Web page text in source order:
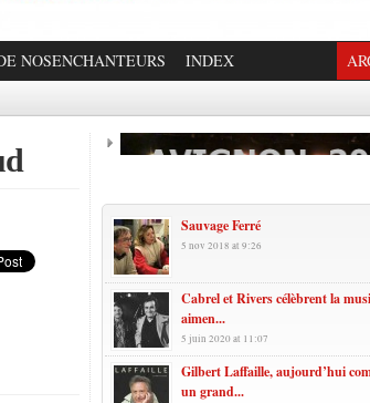
NOSENCHANTEURS INDEX
Sauvage Ferré
5 nov 2018 at 9:26
Cabrel et Rivers célèbrent la
aimen...
5 juin 2020 at 11:07
Gilbert Laffaille, aujourd’hui
un grand...